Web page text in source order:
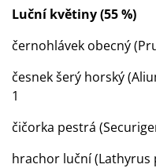
Luční květiny (55 %)
černohlávek obecný
česnek šerý horský
1
čičorka pestrá
hrachor luční (Lathyrus